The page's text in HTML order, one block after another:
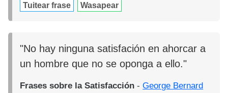
Tuitear frase Wasapear
"No hay ninguna satisfación en ahorcar a
un hombre que no se oponga a ello."
Frases sobre la Satisfacción -George Bernard